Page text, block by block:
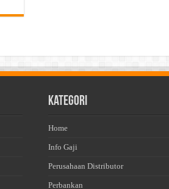
Kategori
Home
Info Gaji
Perusahaan Distributor
Perbankan